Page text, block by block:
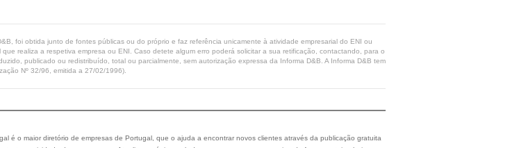
foi obtida junto de fontes públicas ou do próprio e faz referência unicamente à atividade empresarial do ENI ou
realiza a respetiva empresa ou ENI. Caso detete algum erro poderá solicitar a sua retificação, contactando, para o
publicado ou redistribuído, total ou parcialmente, sem autorização expressa da Informa D&B. A Informa D&B tem
Nº 32/96, emitida a 27/02/1996).
é o maior diretório de empresas de Portugal, que o ajuda a encontrar novos clientes através da publicação gratuita